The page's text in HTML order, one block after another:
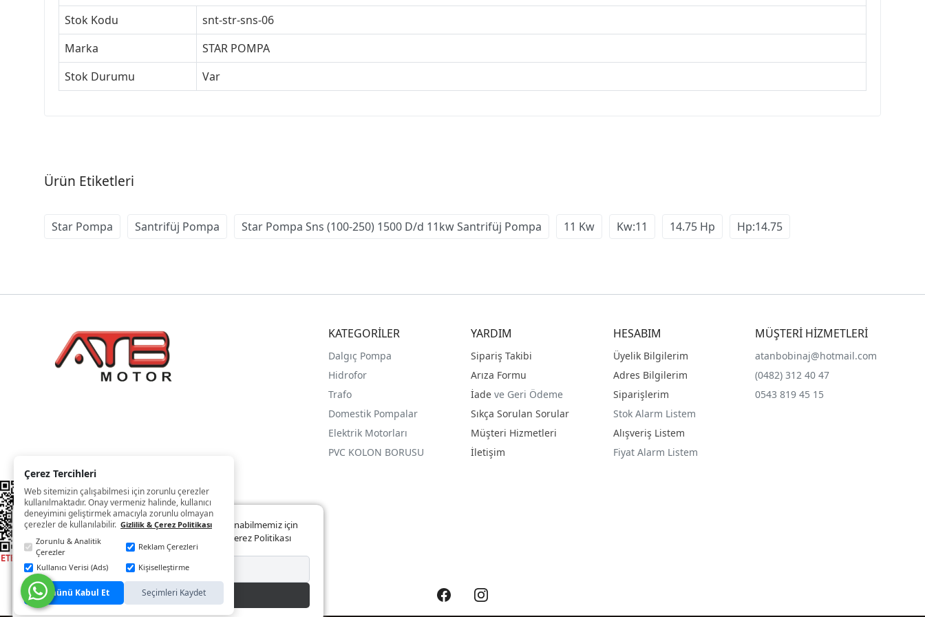
Web sitemizde size daha iyi ve kaliteli hizmet sunabilmemiz için
çerezler kullanılmaktadır. Detaylar:
Gizlilik ve Çerez Politikası
Reddet
Kabul Et
Stok Kodu
snt-str-sns-06
Marka
STAR POMPA
Stok Durumu
Var
Ürün Etiketleri
Star Pompa Santrifüj Pompa Star Pompa Sns (100-250) 1500 D/d 11kw Santrifüj Pompa 11 Kw Kw:11 14.75 Hp Hp:14.75
KATEGORİLER
Dalgıç Pompa
Hidrofor
Trafo
Domestik Pompalar
Elektrik Motorları
PVC KOLON BORUSU
YARDIM
Sipariş Takibi
Arıza Formu
İade ve Geri Ödeme
Sıkça Sorulan Sorular
Müşteri Hizmetleri
İletişim
HESABIM
Üyelik Bilgilerim
Adres Bilgilerim
Siparişlerim
Stok Alarm Listem
Alışveriş Listem
Fiyat Alarm Listem
MÜŞTERİ HİZMETLERİ
atanbobinaj@hotmail.com
(0482) 312 40 47
0543 819 45 15
Çerez Tercihleri
Web sitemizin çalışabilmesi için zorunlu çerezler
kullanılmaktadır. Onay vermeniz halinde, kullanıcı
deneyimini geliştirmek amacıyla zorunlu olmayan
çerezler de kullanılabilir. Gizlilik & Çerez Politikası
Zorunlu & Analitik
Çerezler
Reklam Çerezleri
Kullanıcı Verisi (Ads)
Kişiselleştirme
Tümünü Kabul Et Seçimleri Kaydet